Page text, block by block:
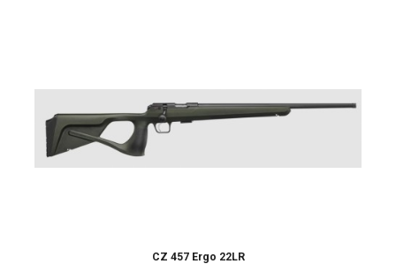
CZ 457 Ergo 22LR